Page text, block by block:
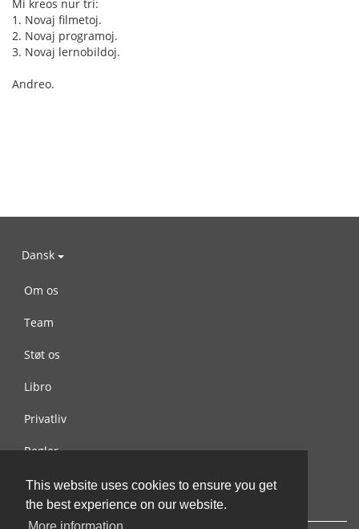
This website uses cookies to ensure you get
the best experience on our website.
Mi kreos nur tri:
1. Novaj filmetoj.
2. Novaj programoj.
3. Novaj lernobildoj.
Andreo.
Dansk
Om os
Team
Støt os
Libro
Privatliv
Regler
Kontakt os